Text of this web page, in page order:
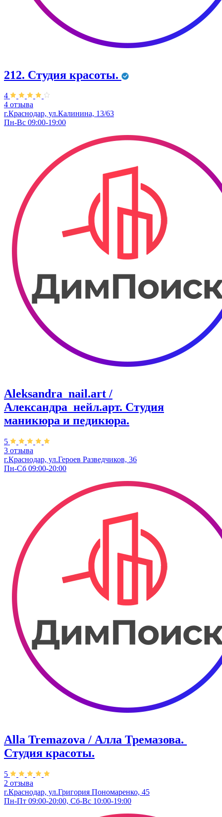
212. Студия красоты.
4
4 отзыва
г.Краснодар, ул.Калинина, 13/63
Пн-Вс 09:00-19:00
Aleksandra_nail.art /
Александра_нейл.арт. Студия
маникюра и педикюра.
5
3 отзыва
г.Краснодар, ул.Героев Разведчиков, 36
Пн-Сб 09:00-20:00
Alla Tremazova / Алла Тремазова. ​
Студия красоты.
5
2 отзыва
г.Краснодар, ул.​Григория Пономаренко, 45
Пн-Пт 09:00-20:00, Сб-Вс 10:00-19:00